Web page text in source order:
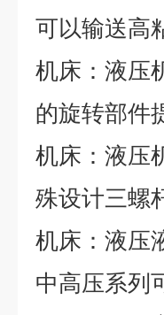
可以输送高
机床：液压
的旋转部件
机床：液压
殊设计三螺
机床：液压
中高压系列